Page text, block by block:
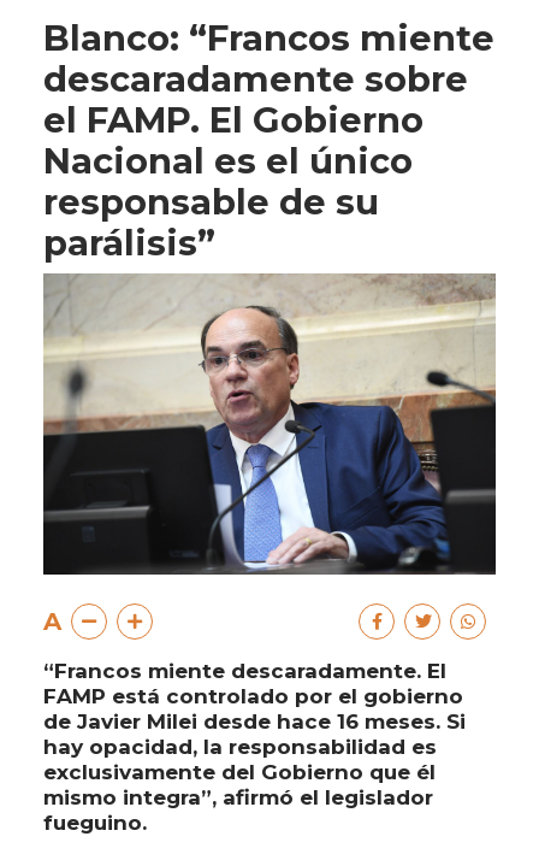
Blanco: “Francos miente
descaradamente sobre
el FAMP. El Gobierno
Nacional es el único
responsable de su
parálisis”
A
“Francos miente descaradamente. El
FAMP está controlado por el gobierno
de Javier Milei desde hace 16 meses. Si
hay opacidad, la responsabilidad es
exclusivamente del Gobierno que él
mismo integra”, afirmó el legislador
fueguino.